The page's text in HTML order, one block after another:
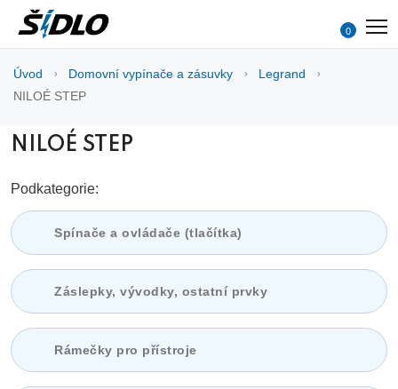
0
Úvod Domovní vypínače a zásuvky
Legrand
NILOÉ STEP
NILOÉ STEP
Podkategorie:
Spínače a ovládače (tlačítka)
Záslepky, vývodky, ostatní prvky
Rámečky pro přístroje